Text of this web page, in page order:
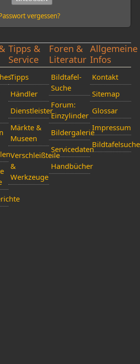
vergessen?
Tipps &
Service
Tipps
Händler
Dienstleister
Märkte &
Museen
Verschleißteile
&
Werkzeuge
Foren &
Literatur
Bildtafel-
Suche
Forum:
Einzylinder
Bildergalerie
Servicedaten
Handbücher
Allgemeine
Infos
Kontakt
Sitemap
Glossar
Impressum
Bildtafelsuche